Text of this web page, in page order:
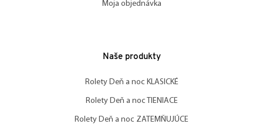
Moja objednávka
Naše produkty
Rolety Deň a noc KLASICKÉ
Rolety Deň a noc TIENIACE
Rolety Deň a noc ZATEMŇUJÚCE